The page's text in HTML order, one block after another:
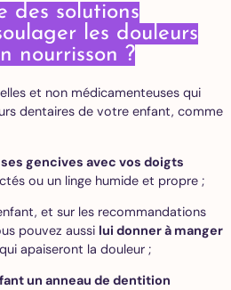
des solutions
les douleurs
nourrisson ?
et non médicamenteuses qui
dentaires de votre enfant, comme
gencives avec vos doigts
ou un linge humide et propre ;
et sur les recommandations
pouvez aussi lui donner à manger
qui apaiseront la douleur ;
un anneau de dentition